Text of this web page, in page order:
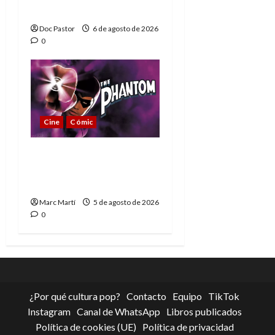
Doc Pastor
6 de agosto de 2026
0
Cine Cómic
Marc Martí
5 de agosto de 2026
0
¿Por qué cultura pop? Contacto Equipo
TikTok
Instagram Canal de WhatsApp
Libros publicados
Política de cookies (UE)
Política de privacidad